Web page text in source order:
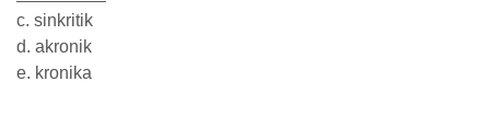
c. sinkritik
d. akronik
e. kronika